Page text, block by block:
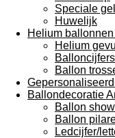
Speciale
Huwelijk
Helium
Helium
Ballon
Ballondecoratie
Ballon
Ballon
Ledcijfer/